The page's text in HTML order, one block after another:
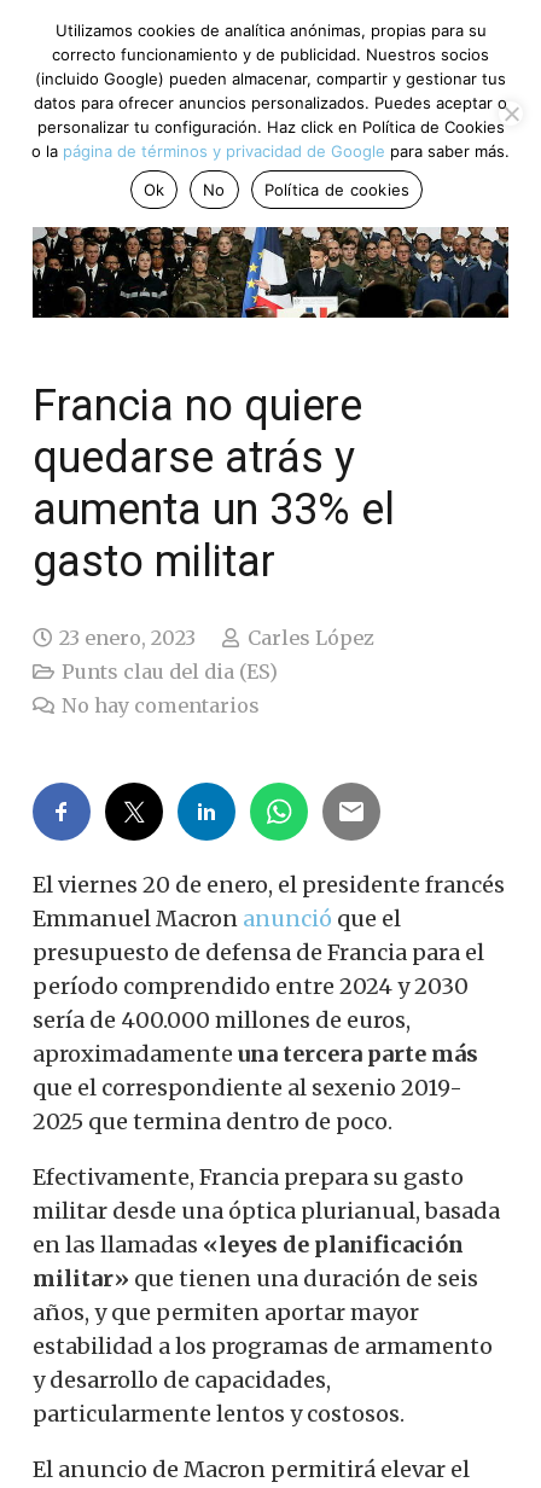
Francia no quiere
quedarse atrás y
aumenta un 33% el
gasto militar
23 enero, 2023
Carles López
Punts clau del dia (ES)
No hay comentarios
El viernes 20 de enero, el presidente francés
Emmanuel Macron anunció que el
presupuesto de defensa de Francia para el
período comprendido entre 2024 y 2030
sería de 400.000 millones de euros,
aproximadamente una tercera parte más
que el correspondiente al sexenio 2019-
2025 que termina dentro de poco.
Efectivamente, Francia prepara su gasto
militar desde una óptica plurianual, basada
en las llamadas «leyes de planificación
militar» que tienen una duración de seis
años, y que permiten aportar mayor
estabilidad a los programas de armamento
y desarrollo de capacidades,
particularmente lentos y costosos.
El anuncio de Macron permitirá elevar el
Utilizamos cookies de analítica anónimas, propias para su
correcto funcionamiento y de publicidad. Nuestros socios
(incluido Google) pueden almacenar, compartir y gestionar tus
datos para ofrecer anuncios personalizados. Puedes aceptar o
personalizar tu configuración. Haz click en Política de Cookies
o la página de términos y privacidad de Google para saber más.
Ok
No Política de cookies